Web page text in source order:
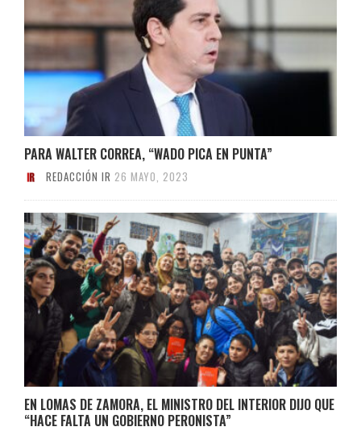
PARA WALTER CORREA, “WADO PICA EN PUNTA”
REDACCIÓN IR 26 MAYO, 2023
EN LOMAS DE ZAMORA, EL MINISTRO DEL INTERIOR DIJO QUE
“HACE FALTA UN GOBIERNO PERONISTA”